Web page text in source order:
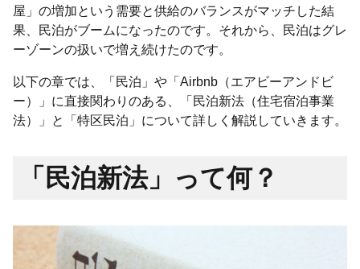
屋」の増加という需要と供給のバランスがマッチした結
果、民泊がブームになったのです。それから、民泊はグレ
ーゾーンの扱いで増え続けたのです。
以下の章では、「民泊」や「Airbnb（エアビーアンドビ
ー）」に直接関わりのある、「民泊新法（住宅宿泊事業
法）」と「特区民泊」について詳しく解説していきます。
「民泊新法」って何？